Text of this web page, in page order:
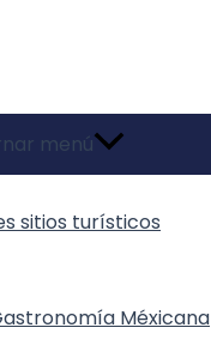
menú
sitios turísticos
Méxicana